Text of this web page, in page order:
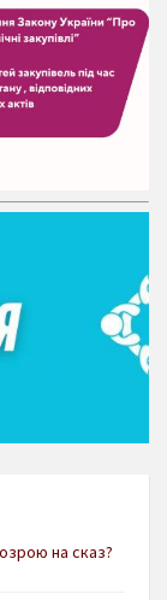
на сказ?